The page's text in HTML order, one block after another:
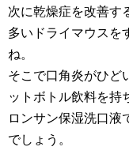
次に乾燥症を改善す
多いドライマウスを
ね。
そこで口角炎がひど
ットボトル飲料を持
ロンサン保湿洗口液
でしょう。